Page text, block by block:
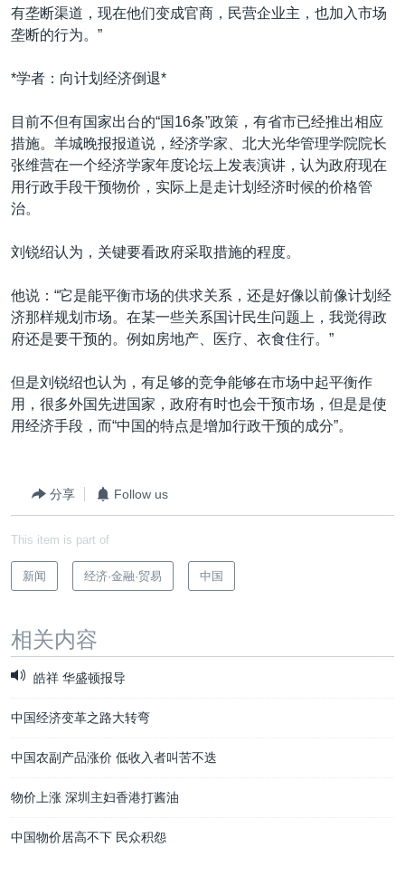
有垄断渠道，现在他们变成官商，民营企业主，也加入市场
垄断的行为。”
*学者：向计划经济倒退*
目前不但有国家出台的“国16条”政策，有省市已经推出相应
措施。羊城晚报报道说，经济学家、北大光华管理学院院长
张维营在一个经济学家年度论坛上发表演讲，认为政府现在
用行政手段干预物价，实际上是走计划经济时候的价格管
治。
刘锐绍认为，关键要看政府采取措施的程度。
他说：“它是能平衡市场的供求关系，还是好像以前像计划经
济那样规划市场。在某一些关系国计民生问题上，我觉得政
府还是要干预的。例如房地产、医疗、衣食住行。”
但是刘锐绍也认为，有足够的竞争能够在市场中起平衡作
用，很多外国先进国家，政府有时也会干预市场，但是是使
用经济手段，而“中国的特点是增加行政干预的成分”。
分享 Follow us
This item is part of
新闻 经济·金融·贸易 中国
相关内容
皓祥 华盛顿报导
中国经济变革之路大转弯
中国农副产品涨价 低收入者叫苦不迭
物价上涨 深圳主妇香港打酱油
中国物价居高不下 民众积怨